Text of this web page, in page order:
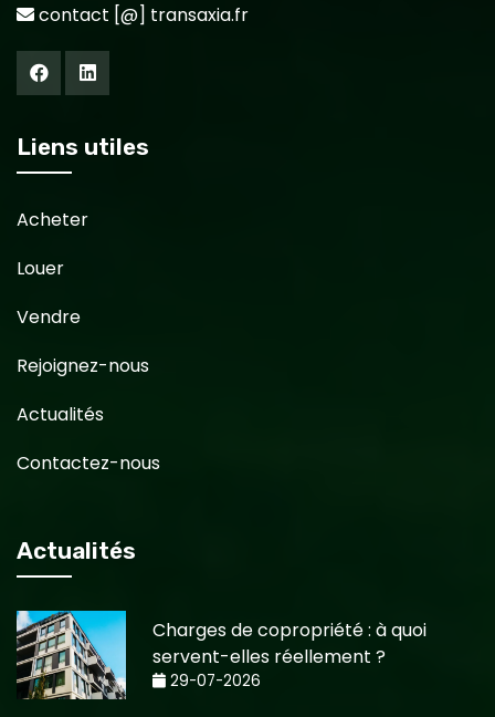
contact [@] transaxia.fr
Liens utiles
Acheter
Louer
Vendre
Rejoignez-nous
Actualités
Contactez-nous
Actualités
Charges de copropriété : à quoi
servent-elles réellement ?
29-07-2026